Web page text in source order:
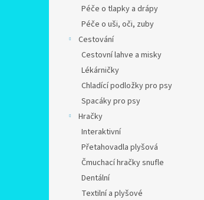
Péče o tlapky a drápy
Péče o uši, oči, zuby
Cestování
Cestovní lahve a misky
Lékárničky
Chladící podložky pro psy
Spacáky pro psy
Hračky
Interaktivní
Přetahovadla plyšová
Čmuchací hračky snufle
Dentální
Textilní a plyšové